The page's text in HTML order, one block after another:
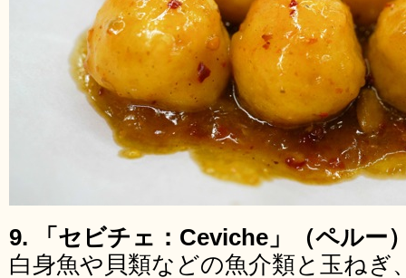
9. 「セビチェ：Ceviche」（ペルー
白身魚や貝類などの魚介類と玉ねぎ